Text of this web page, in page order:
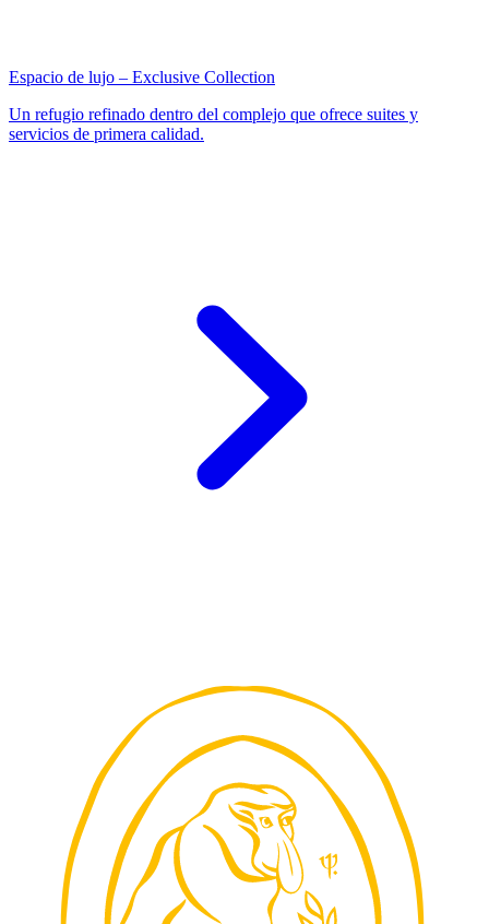
Espacio de lujo – Exclusive Collection
Un refugio refinado dentro del complejo que ofrece suites y
servicios de primera calidad.